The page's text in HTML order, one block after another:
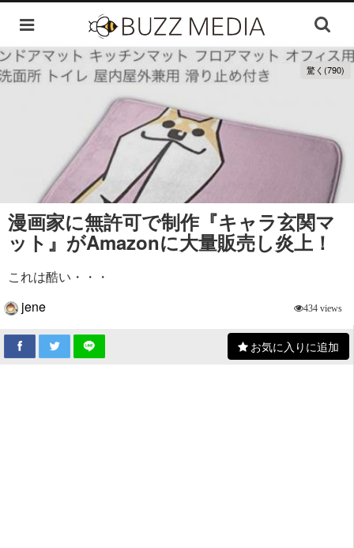
驚く(790)
漫画家に無許可で制作『キャラ玄関マ
ット』がAmazonに大量販売し炎上！
これは酷い・・・
jene
434 views
お気に入りに追加